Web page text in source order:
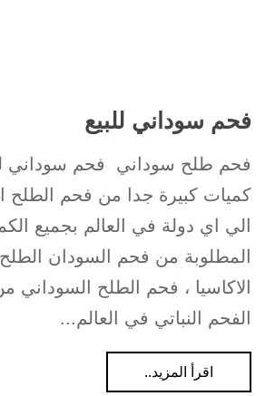
فحم سوداني للبيع
فحم طلح سوداني فحم سوداني
كميات كبيرة جدا من فحم الطلح
الي اي دولة في العالم بجميع
المطلوبة من فحم السودان
الاكاسيا ، فحم الطلح السوداني
الفحم النباتي في العالم...
اقرأ المزيد..